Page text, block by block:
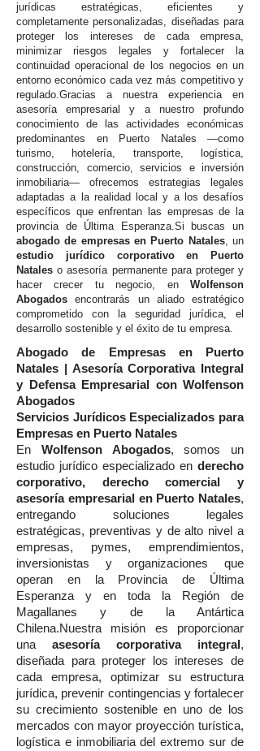
jurídicas estratégicas, eficientes y
completamente personalizadas, diseñadas para
proteger los intereses de cada empresa,
minimizar riesgos legales y fortalecer la
continuidad operacional de los negocios en un
entorno económico cada vez más competitivo y
regulado.Gracias a nuestra experiencia en
asesoría empresarial y a nuestro profundo
conocimiento de las actividades económicas
predominantes en Puerto Natales —como
turismo, hotelería, transporte, logística,
construcción, comercio, servicios e inversión
inmobiliaria— ofrecemos estrategias legales
adaptadas a la realidad local y a los desafíos
específicos que enfrentan las empresas de la
provincia de Última Esperanza.Si buscas un
abogado de empresas en Puerto Natales, un
estudio jurídico corporativo en Puerto
Natales o asesoría permanente para proteger y
hacer crecer tu negocio, en Wolfenson
Abogados encontrarás un aliado estratégico
comprometido con la seguridad jurídica, el
desarrollo sostenible y el éxito de tu empresa.
Abogado de Empresas en Puerto
Natales | Asesoría Corporativa Integral
y Defensa Empresarial con Wolfenson
Abogados
Servicios Jurídicos Especializados para
Empresas en Puerto Natales
En Wolfenson Abogados, somos un
estudio jurídico especializado en derecho
corporativo, derecho comercial y
asesoría empresarial en Puerto Natales,
entregando soluciones legales
estratégicas, preventivas y de alto nivel a
empresas, pymes, emprendimientos,
inversionistas y organizaciones que
operan en la Provincia de Última
Esperanza y en toda la Región de
Magallanes y de la Antártica
Chilena.Nuestra misión es proporcionar
una asesoría corporativa integral ,
diseñada para proteger los intereses de
cada empresa, optimizar su estructura
jurídica, prevenir contingencias y fortalecer
su crecimiento sostenible en uno de los
mercados con mayor proyección turística,
logística e inmobiliaria del extremo sur de